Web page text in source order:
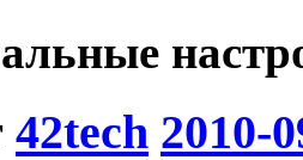
42tech 2010-